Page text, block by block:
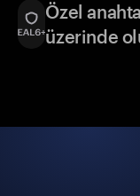
Özel
üzerinde